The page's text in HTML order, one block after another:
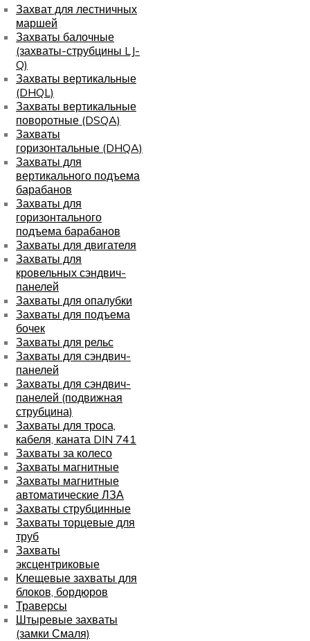
Захват для лестничных
маршей
Захваты балочные
(захваты-струбцины LJ-
Q)
Захваты вертикальные
(DHQL)
Захваты вертикальные
поворотные (DSQA)
Захваты
горизонтальные (DHQA)
Захваты для
вертикального подъема
барабанов
Захваты для
горизонтального
подъема барабанов
Захваты для двигателя
Захваты для
кровельных сэндвич-
панелей
Захваты для опалубки
Захваты для подъема
бочек
Захваты для рельс
Захваты для сэндвич-
панелей
Захваты для сэндвич-
панелей (подвижная
струбцина)
Захваты для троса,
кабеля, каната DIN 741
Захваты за колесо
Захваты магнитные
Захваты магнитные
автоматические ЛЗА
Захваты струбцинные
Захваты торцевые для
труб
Захваты
эксцентриковые
Клещевые захваты для
блоков, бордюров
Траверсы
Штыревые захваты
(замки Смаля)